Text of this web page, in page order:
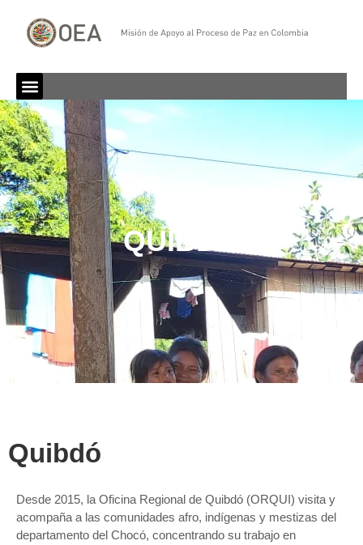
QUIBDÓ
Quibdó
Desde 2015, la Oficina Regional de Quibdó (ORQUI) visita y
acompaña a las comunidades afro, indígenas y mestizas del
departamento del Chocó, concentrando su trabajo en